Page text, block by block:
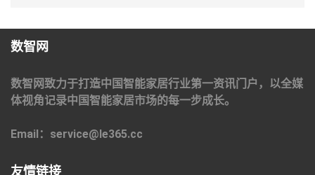
数智网
数智网致力于打造中国智能家居行业第一资讯门户，以全媒
体视角记录中国智能家居市场的每一步成长。
Email：service@le365.cc
友情链接